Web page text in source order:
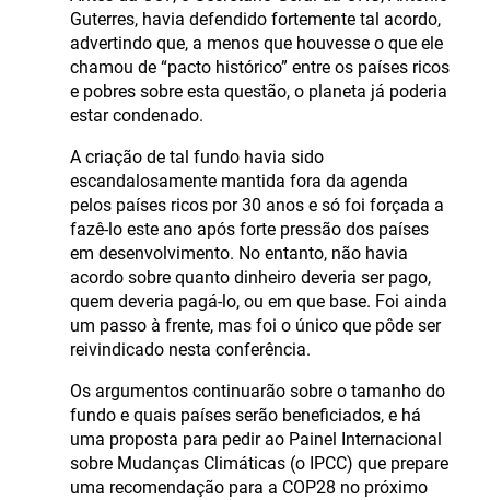
Guterres, havia defendido fortemente tal acordo,
advertindo que, a menos que houvesse o que ele
chamou de “pacto histórico” entre os países ricos
e pobres sobre esta questão, o planeta já poderia
estar condenado.
A criação de tal fundo havia sido
escandalosamente mantida fora da agenda
pelos países ricos por 30 anos e só foi forçada a
fazê-lo este ano após forte pressão dos países
em desenvolvimento. No entanto, não havia
acordo sobre quanto dinheiro deveria ser pago,
quem deveria pagá-lo, ou em que base. Foi ainda
um passo à frente, mas foi o único que pôde ser
reivindicado nesta conferência.
Os argumentos continuarão sobre o tamanho do
fundo e quais países serão beneficiados, e há
uma proposta para pedir ao Painel Internacional
sobre Mudanças Climáticas (o IPCC) que prepare
uma recomendação para a COP28 no próximo